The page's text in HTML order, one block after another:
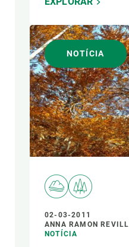
NOTÍCIA
02-03-2011
ANNA RAMON
NOTÍCIA